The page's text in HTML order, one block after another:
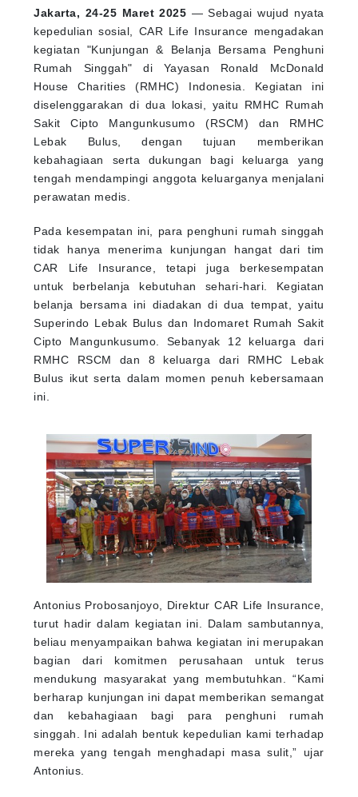
Jakarta, 24-25 Maret 2025 — Sebagai wujud nyata
kepedulian sosial, CAR Life Insurance mengadakan
kegiatan "Kunjungan & Belanja Bersama Penghuni
Rumah Singgah" di Yayasan Ronald McDonald
House Charities (RMHC) Indonesia. Kegiatan ini
diselenggarakan di dua lokasi, yaitu RMHC Rumah
Sakit Cipto Mangunkusumo (RSCM) dan RMHC
Lebak Bulus, dengan tujuan memberikan
kebahagiaan serta dukungan bagi keluarga yang
tengah mendampingi anggota keluarganya menjalani
perawatan medis.
Pada kesempatan ini, para penghuni rumah singgah
tidak hanya menerima kunjungan hangat dari tim
CAR Life Insurance, tetapi juga berkesempatan
untuk berbelanja kebutuhan sehari-hari. Kegiatan
belanja bersama ini diadakan di dua tempat, yaitu
Superindo Lebak Bulus dan Indomaret Rumah Sakit
Cipto Mangunkusumo. Sebanyak 12 keluarga dari
RMHC RSCM dan 8 keluarga dari RMHC Lebak
Bulus ikut serta dalam momen penuh kebersamaan
ini.
Antonius Probosanjoyo, Direktur CAR Life Insurance,
turut hadir dalam kegiatan ini. Dalam sambutannya,
beliau menyampaikan bahwa kegiatan ini merupakan
bagian dari komitmen perusahaan untuk terus
mendukung masyarakat yang membutuhkan. “Kami
berharap kunjungan ini dapat memberikan semangat
dan kebahagiaan bagi para penghuni rumah
singgah. Ini adalah bentuk kepedulian kami terhadap
mereka yang tengah menghadapi masa sulit,” ujar
Antonius.